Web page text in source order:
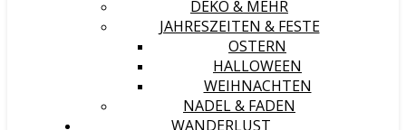
DEKO & MEHR
JAHRESZEITEN & FESTE
OSTERN
HALLOWEEN
WEIHNACHTEN
NADEL & FADEN
WANDERLUST